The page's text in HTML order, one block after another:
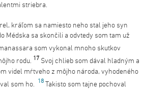
striebra.
kráľom sa namiesto neho stal jeho syn
Médska sa skončili a odvtedy som tam už
som vykonal mnoho skutkov
rodu. 17 Svoj chlieb som dával hladným a
videl mŕtveho z môjho národa, vyhodeného
som ho. 18 Takisto som tajne pochoval